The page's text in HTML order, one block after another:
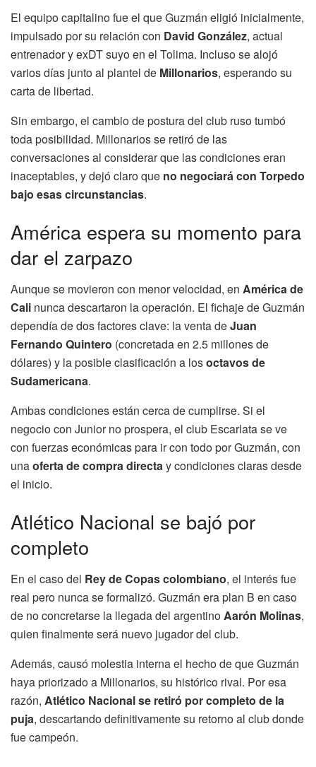
El equipo capitalino fue el que Guzmán eligió inicialmente,
impulsado por su relación con David González, actual
entrenador y exDT suyo en el Tolima. Incluso se alojó
varios días junto al plantel de Millonarios, esperando su
carta de libertad.
Sin embargo, el cambio de postura del club ruso tumbó
toda posibilidad. Millonarios se retiró de las
conversaciones al considerar que las condiciones eran
inaceptables, y dejó claro que no negociará con Torpedo
bajo esas circunstancias.
América espera su momento para
dar el zarpazo
Aunque se movieron con menor velocidad, en América de
Cali nunca descartaron la operación. El fichaje de Guzmán
dependía de dos factores clave: la venta deJuan
Fernando Quintero (concretada en 2.5 millones de
dólares) y la posible clasificación a losoctavos de
Sudamericana.
Ambas condiciones están cerca de cumplirse. Si el
negocio con Junior no prospera, el club Escarlata se ve
con fuerzas económicas para ir con todo por Guzmán, con
unaoferta de compra directay condiciones claras desde
el inicio.
Atlético Nacional se bajó por
completo
En el caso del Rey de Copas colombiano, el interés fue
real pero nunca se formalizó. Guzmán era plan B en caso
de no concretarse la llegada del argentinoAarón Molinas,
quien finalmente será nuevo jugador del club.
Además, causó molestia interna el hecho de que Guzmán
haya priorizado a Millonarios, su histórico rival. Por esa
razón, Atlético Nacional se retiró por completo de la
puja, descartando definitivamente su retorno al club donde
fue campeón.